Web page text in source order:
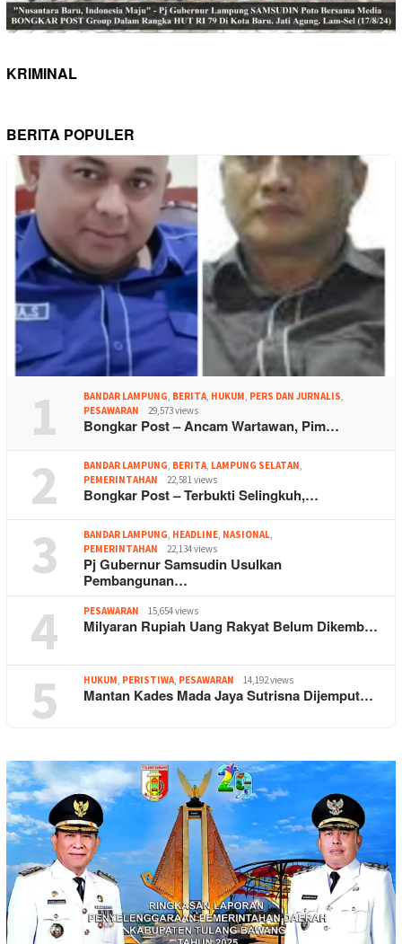
KRIMINAL
BERITA POPULER
1 BANDAR LAMPUNG, BERITA, HUKUM, PERS DAN JURNALIS,
PESAWARAN
29,573 views
Bongkar Post – Ancam Wartawan, Pim…
2 BANDAR LAMPUNG, BERITA, LAMPUNG SELATAN,
PEMERINTAHAN
22,581 views
Bongkar Post – Terbukti Selingkuh,…
3 BANDAR LAMPUNG, HEADLINE, NASIONAL,
PEMERINTAHAN
22,134 views
Pj Gubernur Samsudin Usulkan
Pembangunan…
4 PESAWARAN 15,654 views
Milyaran Rupiah Uang Rakyat Belum Dikemb…
5 HUKUM, PERISTIWA, PESAWARAN 14,192 views
Mantan Kades Mada Jaya Sutrisna Dijemput…